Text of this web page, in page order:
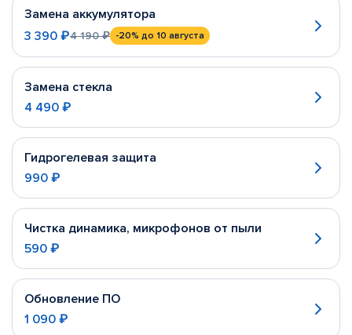
Замена аккумулятора
3 390 ₽4 190 ₽ -20% до 10 августа
Замена стекла
4 490 ₽
Гидрогелевая защита
990 ₽
Чистка динамика, микрофонов от пыли
590 ₽
Обновление ПО
1 090 ₽